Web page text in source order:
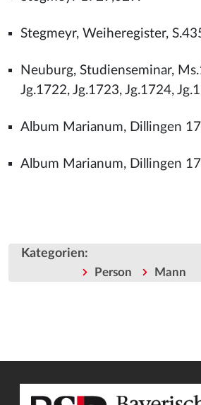
Stegmeyr, Weiheregister,
Neuburg, Studienseminar,
Jg.1722, Jg.1723, Jg.1724,
Album Marianum, Dillingen
Album Marianum, Dillingen
Kategorien:
Person Mann